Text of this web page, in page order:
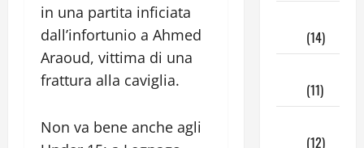
in una partita inficiata
dall’infortunio a Ahmed
Araoud, vittima di una
frattura alla caviglia.
Non va bene anche agli
(14)
(11)
(12)